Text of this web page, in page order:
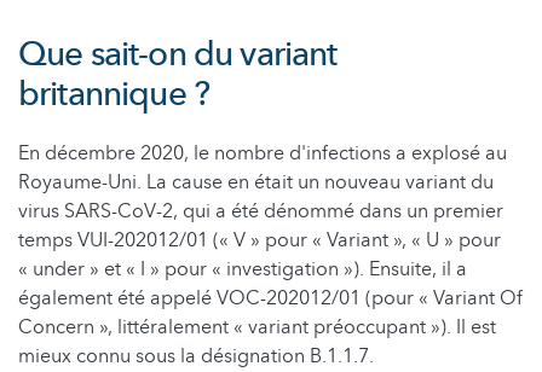
Que sait-on du variant
britannique ?
En décembre 2020, le nombre d'infections a explosé au
Royaume-Uni. La cause en était un nouveau variant du
virus SARS-CoV-2, qui a été dénommé dans un premier
temps VUI-202012/01 (« V » pour « Variant », « U » pour
« under » et « I » pour « investigation »). Ensuite, il a
également été appelé VOC-202012/01 (pour « Variant Of
Concern », littéralement « variant préoccupant »). Il est
mieux connu sous la désignation B.1.1.7.